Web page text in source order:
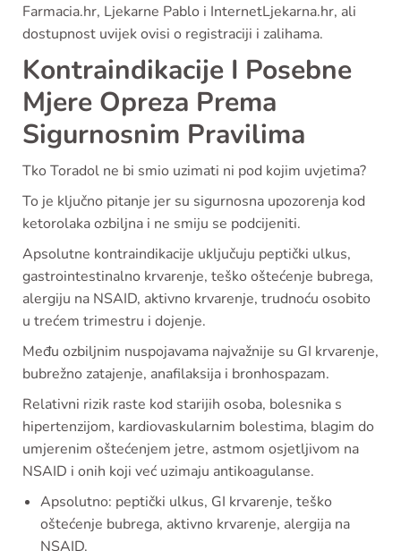
Farmacia.hr, Ljekarne Pablo i InternetLjekarna.hr, ali
dostupnost uvijek ovisi o registraciji i zalihama.
Kontraindikacije I Posebne
Mjere Opreza Prema
Sigurnosnim Pravilima
Tko Toradol ne bi smio uzimati ni pod kojim uvjetima?
To je ključno pitanje jer su sigurnosna upozorenja kod
ketorolaka ozbiljna i ne smiju se podcijeniti.
Apsolutne kontraindikacije uključuju peptički ulkus,
gastrointestinalno krvarenje, teško oštećenje bubrega,
alergiju na NSAID, aktivno krvarenje, trudnoću osobito
u trećem trimestru i dojenje.
Među ozbiljnim nuspojavama najvažnije su GI krvarenje,
bubrežno zatajenje, anafilaksija i bronhospazam.
Relativni rizik raste kod starijih osoba, bolesnika s
hipertenzijom, kardiovaskularnim bolestima, blagim do
umjerenim oštećenjem jetre, astmom osjetljivom na
NSAID i onih koji već uzimaju antikoagulanse.
Apsolutno: peptički ulkus, GI krvarenje, teško
oštećenje bubrega, aktivno krvarenje, alergija na
NSAID.